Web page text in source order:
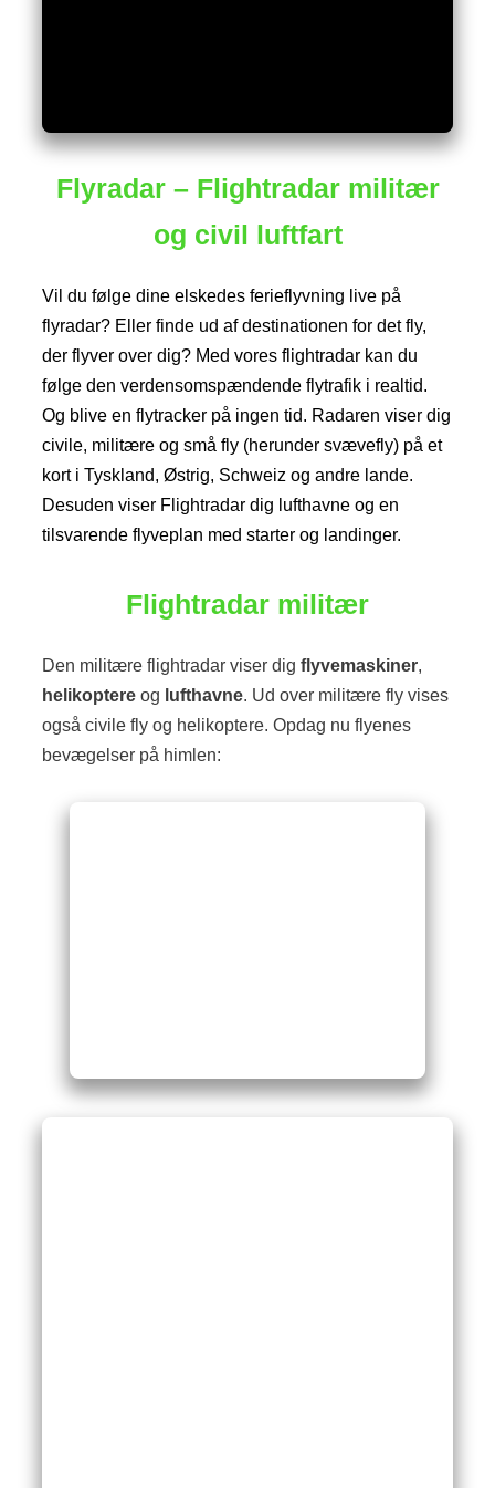
Flyradar – Flightradar militær
og civil luftfart
Vil du følge dine elskedes ferieflyvning live på
flyradar? Eller finde ud af destinationen for det fly,
der flyver over dig? Med vores flightradar kan du
følge den verdensomspændende flytrafik i realtid.
Og blive en flytracker på ingen tid. Radaren viser dig
civile, militære og små fly (herunder svævefly) på et
kort i Tyskland, Østrig, Schweiz og andre lande.
Desuden viser Flightradar dig lufthavne og en
tilsvarende flyveplan med starter og landinger.
Flightradar militær
Den militære flightradar viser dig flyvemaskiner,
helikoptere og lufthavne. Ud over militære fly vises
også civile fly og helikoptere. Opdag nu flyenes
bevægelser på himlen: